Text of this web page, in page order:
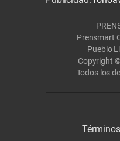
Prensmart
Pueblo
Copyright
Todos los